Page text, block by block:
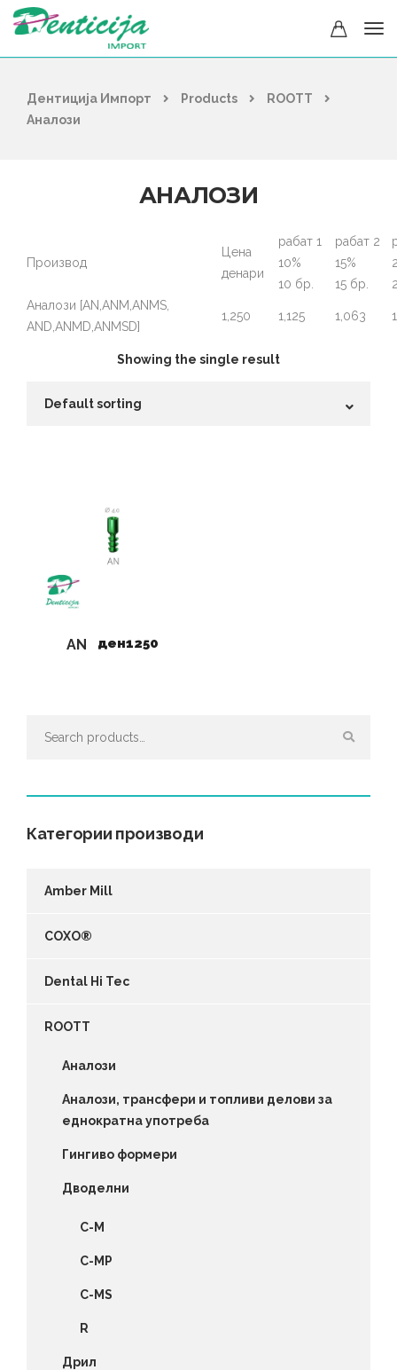
Дентиција Импорт Products
ROOTT
Аналози
АНАЛОЗИ
Производ
Цена
денари
рабат 1 рабат 2
10%
15%
10 бр.
15 бр.
Аналози [AN,ANM,ANMS,
AND,ANMD,ANMSD]
1,250 1,125 1,063
Showing the single result
AN ден1250
for:
Категории производи
Amber Mill
COXO®
Dental Hi Tec
ROOTT
Аналози
Аналози, трансфери и топливи делови за
еднократна употреба
Гингиво формери
Дводелни
C-M
C-MP
C-MS
R
Дрил